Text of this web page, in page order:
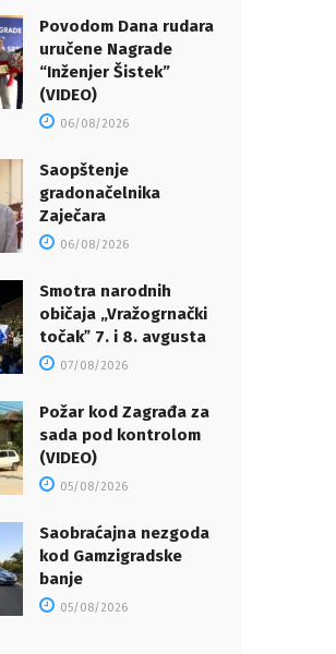
Povodom Dana rudara
uručene Nagrade
“Inženjer Šistek”
(VIDEO)
06/08/2026
Saopštenje
gradonačelnika
Zaječara
06/08/2026
Smotra narodnih
običaja „Vražogrnački
točakˮ 7. i 8. avgusta
07/08/2026
Požar kod Zagrađa za
sada pod kontrolom
(VIDEO)
05/08/2026
Saobraćajna nezgoda
kod Gamzigradske
banje
05/08/2026